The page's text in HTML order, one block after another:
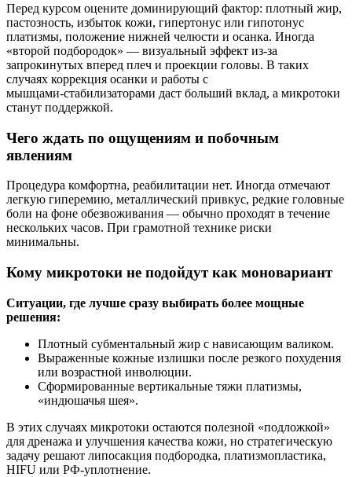
Перед курсом оцените доминирующий фактор: плотный жир,
пастозность, избыток кожи, гипертонус или гипотонус
платизмы, положение нижней челюсти и осанка. Иногда
«второй подбородок» — визуальный эффект из‑за
запрокинутых вперед плеч и проекции головы. В таких
случаях коррекция осанки и работы с
мышцами‑стабилизаторами даст больший вклад, а микротоки
станут поддержкой.
Чего ждать по ощущениям и побочным
явлениям
Процедура комфортна, реабилитации нет. Иногда отмечают
легкую гиперемию, металлический привкус, редкие головные
боли на фоне обезвоживания — обычно проходят в течение
нескольких часов. При грамотной технике риски
минимальны.
Кому микротоки не подойдут как моновариант
Ситуации, где лучше сразу выбирать более мощные
решения:
Плотный субментальный жир с нависающим валиком.
Выраженные кожные излишки после резкого похудения
или возрастной инволюции.
Сформированные вертикальные тяжи платизмы,
«индюшачья шея».
В этих случаях микротоки остаются полезной «подложкой»
для дренажа и улучшения качества кожи, но стратегическую
задачу решают липосакция подбородка, платизмопластика,
HIFU или РФ‑уплотнение.